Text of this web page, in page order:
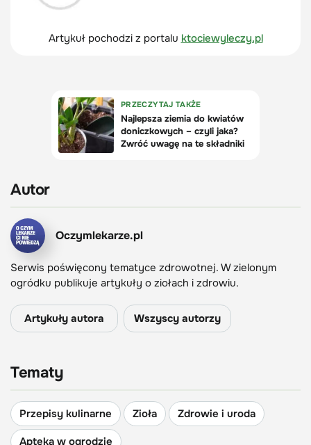
Artykuł pochodzi z portalu ktociewyleczy.pl
Autor
Oczymlekarze.pl
Serwis poświęcony tematyce zdrowotnej. W zielonym
ogródku publikuje artykuły o ziołach i zdrowiu.
Artykuły autora Wszyscy autorzy
Tematy
Przepisy kulinarne Zioła
Zdrowie i uroda
Apteka w ogrodzie